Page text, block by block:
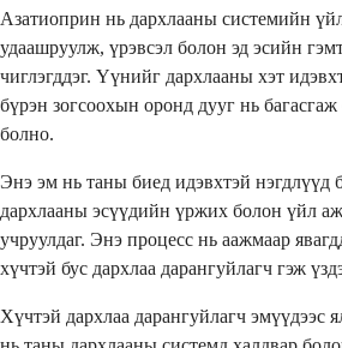
Азатиоприн нь дархлааны системийн
удаашруулж, үрэвсэл болон эд эсийн
чиглэгддэг. Үүнийг дархлааны хэт
бүрэн зогсоохын оронд дууг нь
болно.
Энэ эм нь таны биед идэвхтэй нэгдлүүд
дархлааны эсүүдийн үржих болон үйл
учруулдаг. Энэ процесс нь аажмаар
хүчтэй бус дархлаа дарангуйлагч гэж
Хүчтэй дархлаа дарангуйлагч эмүүдээс